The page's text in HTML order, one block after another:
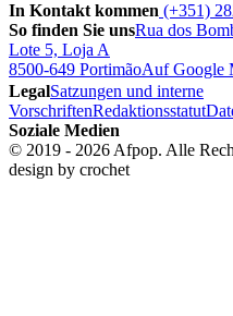
In Kontakt kommen (+351)
So finden Sie unsRua dos
Lote 5, Loja A
8500-649 PortimãoAuf Google
LegalSatzungen und interne
VorschriftenRedaktionsstatut
Soziale Medien
© 2019 - 2026 Afpop. Alle
design by crochet